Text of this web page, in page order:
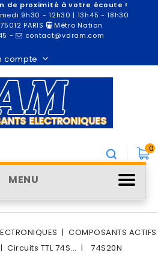
de proximité à votre écoute !
9h30 - 12h30 | 13h45 - 18h30
PARIS
Métro Nation
- contact@vdram.com
compte
0
MENU
COMPOSANTS ACTIFS
Circuits TTL 74S... 74S20N